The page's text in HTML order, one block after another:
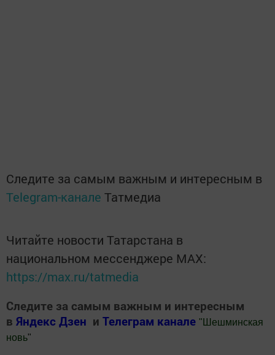
Следите за самым важным и интересным в
Telegram-канале Татмедиа
Читайте новости Татарстана в
национальном мессенджере MАХ:
https://max.ru/tatmedia
Следите за самым важным и интересным
в Яндекс Дзен и Телеграм канале " Шешминская
новь"